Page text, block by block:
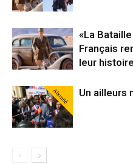
«La
Français
leur histoire
Abonné Un ailleurs